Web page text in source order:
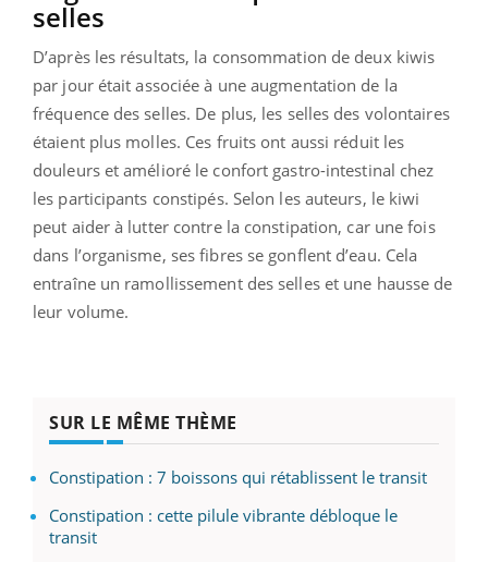
selles
D’après les résultats, la consommation de deux kiwis
par jour était associée à une augmentation de la
fréquence des selles. De plus, les selles des volontaires
étaient plus molles. Ces fruits ont aussi réduit les
douleurs et amélioré le confort gastro-intestinal chez
les participants constipés. Selon les auteurs, le kiwi
peut aider à lutter contre la constipation, car une fois
dans l’organisme, ses fibres se gonflent d’eau. Cela
entraîne un ramollissement des selles et une hausse de
leur volume.
SUR LE MÊME THÈME
Constipation : 7 boissons qui rétablissent le transit
Constipation : cette pilule vibrante débloque le
transit